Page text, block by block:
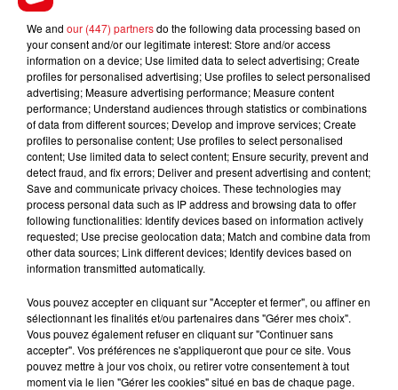
complètement à travers de ses épreuves, mais
dans un quinté comme celui-ci, c'est le moment ou
jamais de refaire surface.
En direct des pistes :
FILS D'ACTUS
We and our (447) partnersdo the following data processing based on
your consent and/or our legitimate interest: Store and/or access
information on a device; Use limited data to select advertising; Create
profiles for personalised advertising; Use profiles to select personalised
advertising; Measure advertising performance; Measure content
performance; Understand audiences through statistics or combinations
of data from different sources; Develop and improve services; Create
profiles to personalise content; Use profiles to select personalised
content; Use limited data to select content; Ensure security, prevent and
detect fraud, and fix errors; Deliver and present advertising and content;
Save and communicate privacy choices. These technologies may
process personal data such as IP address and browsing data to offer
following functionalities: Identify devices based on information actively
requested; Use precise geolocation data; Match and combine data from
other data sources; Link different devices; Identify devices based on
information transmitted automatically.
Vous pouvez accepter en cliquant sur "Accepter et fermer", ou affiner en
sélectionnant les finalités et/ou partenaires dans "Gérer mes choix".
Vous pouvez également refuser en cliquant sur "Continuer sans
accepter". Vos préférences ne s'appliqueront que pour ce site. Vous
pouvez mettre à jour vos choix, ou retirer votre consentement à tout
moment via le lien "Gérer les cookies" situé en bas de chaque page.